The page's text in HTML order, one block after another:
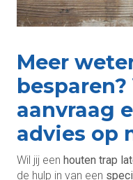
Meer
aanvraag
advies op
Wil jij een houten trap
de hulp in van een